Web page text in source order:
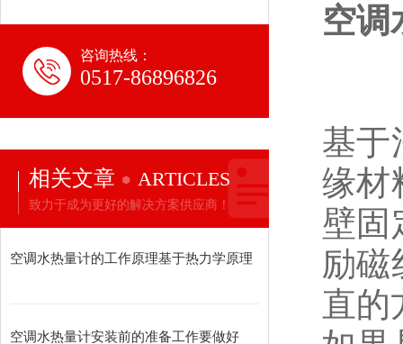
咨询热线：
0517-86896826
相关文章 ARTICLES
致力于成为更好的解决方案供应商！
空调水热量计的工作原理基于热力学原理
空调水热量计安装前的准备工作要做好
空调
基于
缘材
壁固
励磁
直的